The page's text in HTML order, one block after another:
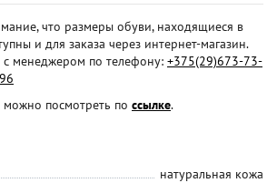
что размеры обуви, находящиеся в
и для заказа через интернет-магазин.
с менеджером по телефону: +375(29)673-73-
можно посмотреть по ссылке.
натуральная кожа